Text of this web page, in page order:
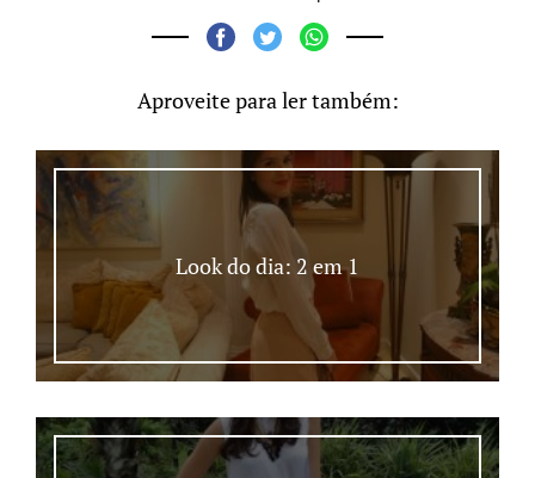
Aproveite para ler também:
Look do dia: 2 em 1